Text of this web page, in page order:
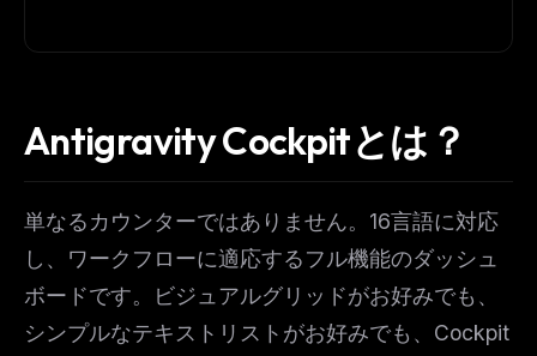
Antigravity Cockpitとは？
単なるカウンターではありません。16言語に対応
し、ワークフローに適応するフル機能のダッシュ
ボードです。ビジュアルグリッドがお好みでも、
シンプルなテキストリストがお好みでも、Cockpit